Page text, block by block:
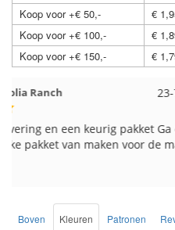
Koop voor +€ 50,-
€
Koop voor +€ 100,-
€
Koop voor +€ 150,-
€
Hilde uit Loyers
Reeds meerdere keren
breinaalden besteld, altijd
Boven Kleuren Patronen